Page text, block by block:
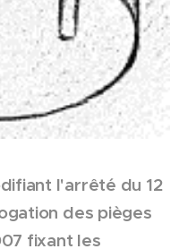
l'arrêté du 12
des pièges
fixant les